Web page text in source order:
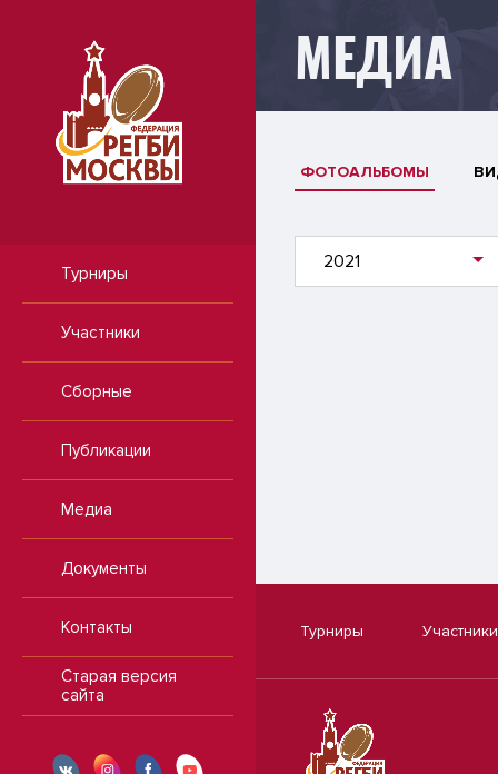
Турниры
Участники
Сборные
Публикации
Медиа
Документы
Контакты
Старая версия
сайта
МЕДИА
ФОТОАЛЬБОМЫ
2021
Турниры Участники